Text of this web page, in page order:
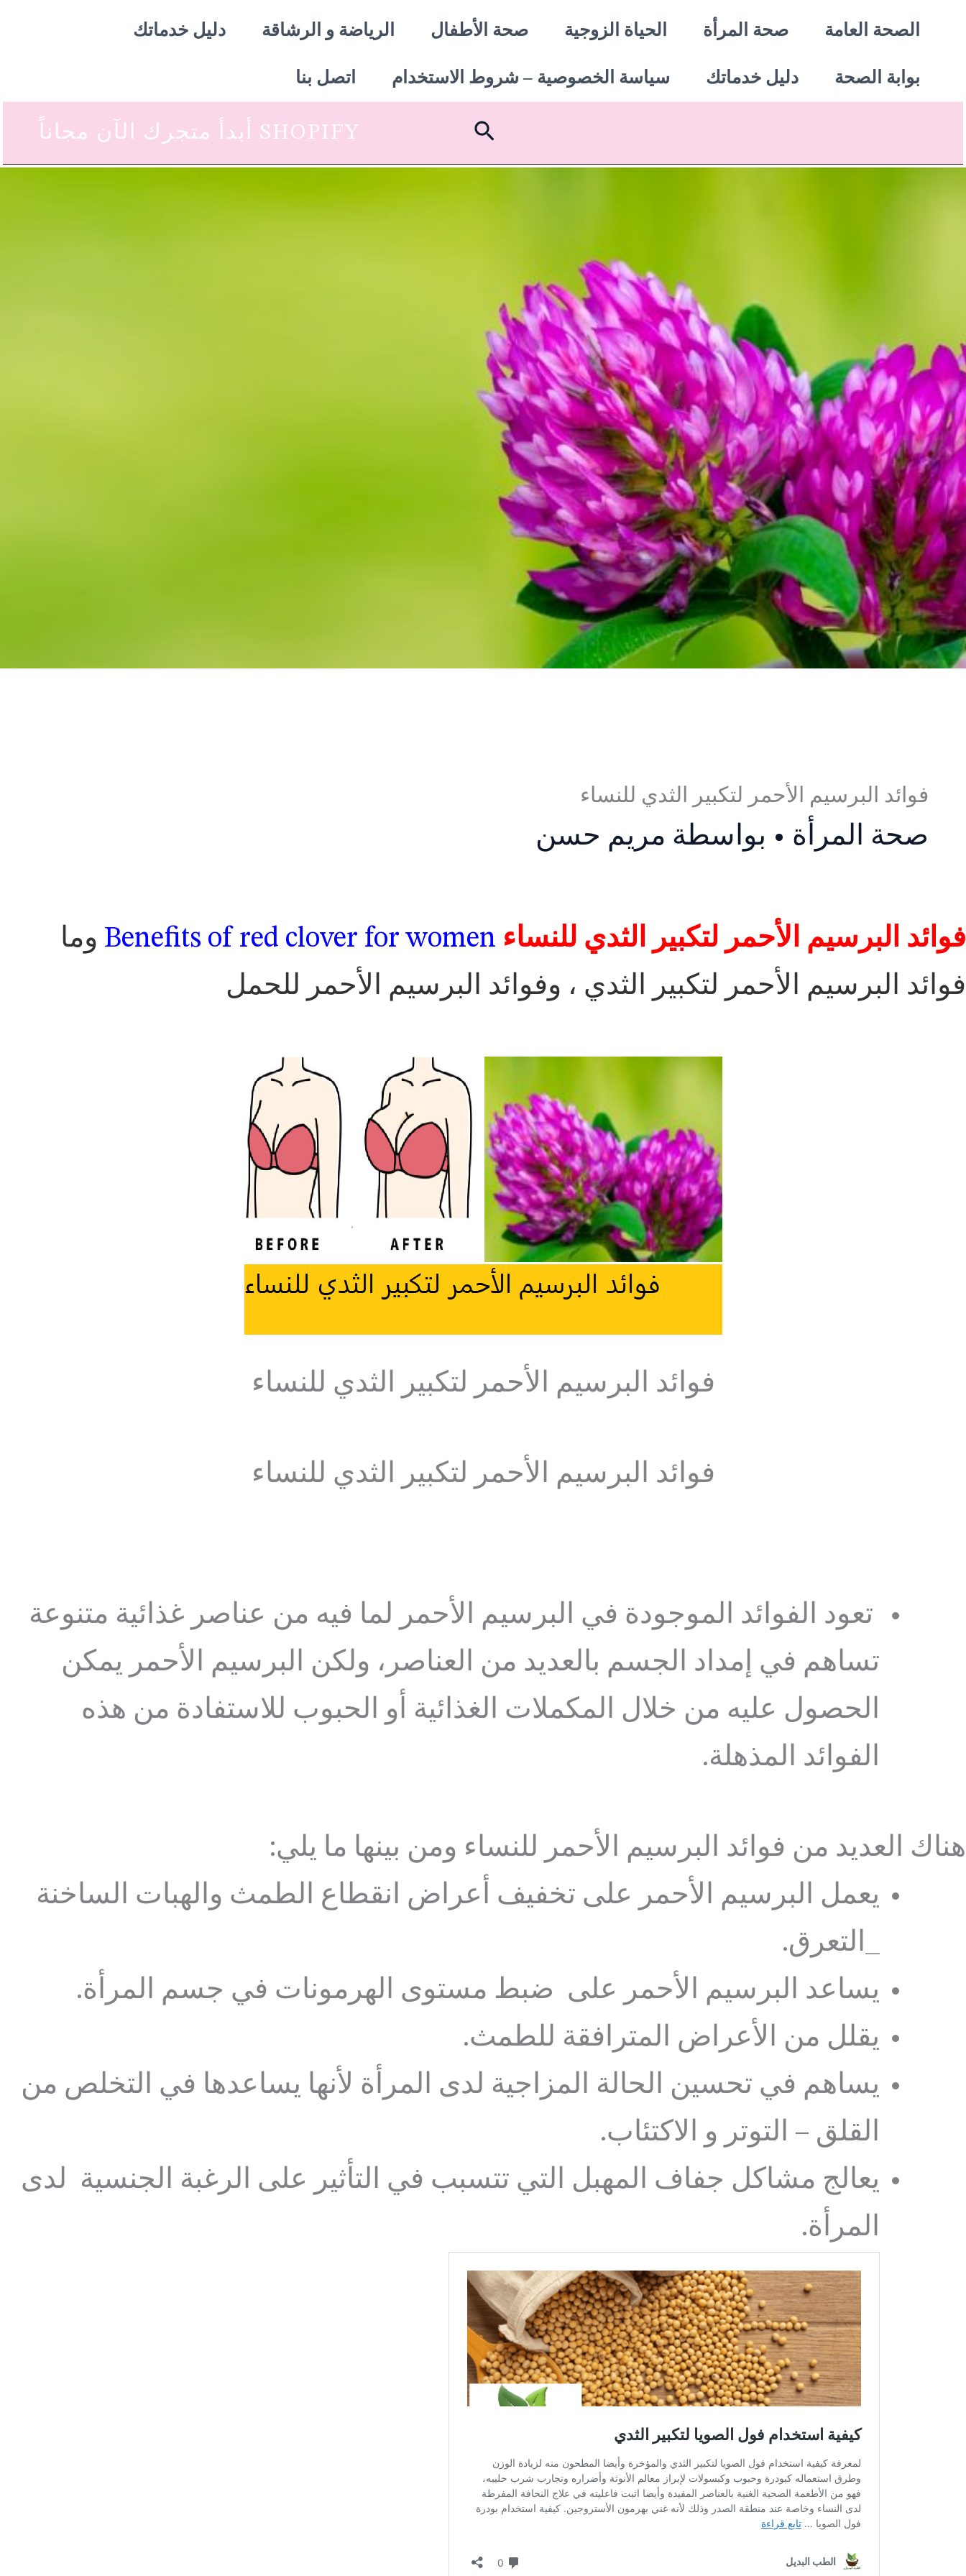
تخطيالصحة العامة صحة المرأة الحياة الزوجية صحة الأطفال الرياضة و الرشاقة دليل خدماتك
بوابة الصحة دليل خدماتك سياسة الخصوصية – شروط الاستخدام اتصل بنا
البحث SHOPIFY أبدأ متجرك الآن مجاناً
فوائد البرسيم الأحمر لتكبير الثدي للنساء
صحة المرأة • بواسطة مريم حسن
فوائد البرسيم الأحمر لتكبير الثدي للنساء Benefits of red clover for women وما
فوائد البرسيم الأحمر لتكبير الثدي ، وفوائد البرسيم الأحمر للحمل
فوائد البرسيم الأحمر لتكبير الثدي للنساء
فوائد البرسيم الأحمر لتكبير الثدي للنساء
تعود الفوائد الموجودة في البرسيم الأحمر لما فيه من عناصر غذائية متنوعة
تساهم في إمداد الجسم بالعديد من العناصر، ولكن البرسيم الأحمر يمكن
الحصول عليه من خلال المكملات الغذائية أو الحبوب للاستفادة من هذه
الفوائد المذهلة.
هناك العديد من فوائد البرسيم الأحمر للنساء ومن بينها ما يلي:
يعمل البرسيم الأحمر على تخفيف أعراض انقطاع الطمث والهبات الساخنة
_التعرق.
يساعد البرسيم الأحمر على ضبط مستوى الهرمونات في جسم المرأة.
يقلل من الأعراض المترافقة للطمث.
يساهم في تحسين الحالة المزاجية لدى المرأة لأنها يساعدها في التخلص من
القلق – التوتر و الاكتئاب.
يعالج مشاكل جفاف المهبل التي تتسبب في التأثير على الرغبة الجنسية لدى
المرأة.